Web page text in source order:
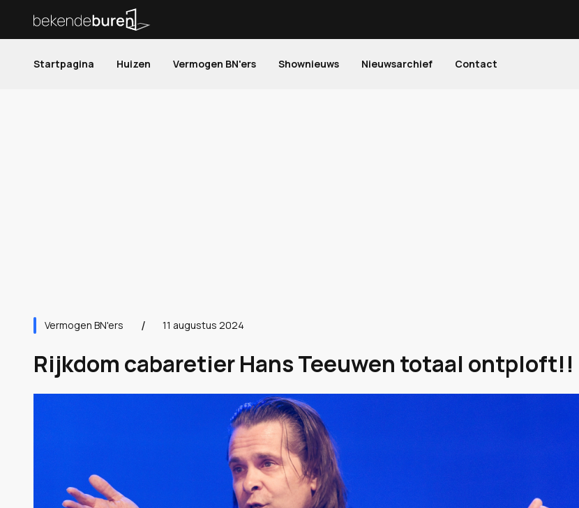
Startpagina Huizen Vermogen BN'ers Shownieuws Nieuwsarchief Contact
Vermogen BN'ers 11 augustus 2024
Rijkdom cabaretier Hans Teeuwen totaal ontploft!!